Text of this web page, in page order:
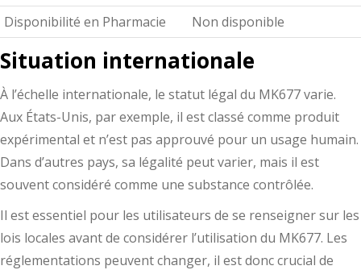
Disponibilité en Pharmacie
Non disponible
Situation internationale
À l’échelle internationale, le statut légal du MK677 varie.
Aux États-Unis, par exemple, il est classé comme produit
expérimental et n’est pas approuvé pour un usage humain.
Dans d’autres pays, sa légalité peut varier, mais il est
souvent considéré comme une substance contrôlée.
Il est essentiel pour les utilisateurs de se renseigner sur les
lois locales avant de considérer l’utilisation du MK677. Les
réglementations peuvent changer, il est donc crucial de